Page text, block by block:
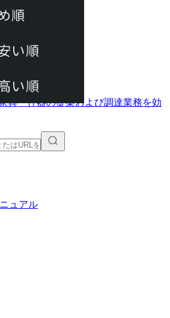
ル
ートに追加
ュアル
順
い順
い順